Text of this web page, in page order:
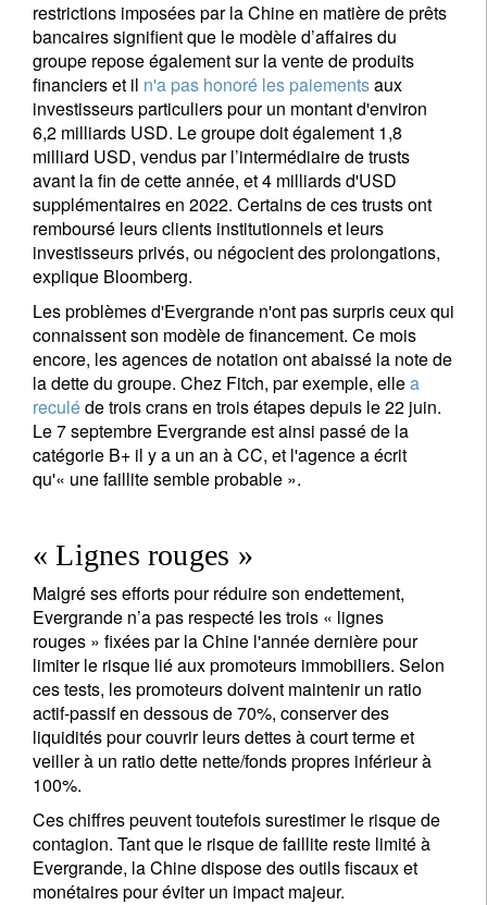
restrictions imposées par la Chine en matière de prêts
bancaires signifient que le modèle d’affaires du
groupe repose également sur la vente de produits
financiers et il n'a pas honoré les paiementsaux
investisseurs particuliers pour un montant d'environ
6,2 milliards USD. Le groupe doit également 1,8
milliard USD, vendus par l’intermédiaire de trusts
avant la fin de cette année, et 4 milliards d'USD
supplémentaires en 2022. Certains de ces trusts ont
remboursé leurs clients institutionnels et leurs
investisseurs privés, ou négocient des prolongations,
explique Bloomberg.
Les problèmes d'Evergrande n'ont pas surpris ceux qui
connaissent son modèle de financement. Ce mois
encore, les agences de notation ont abaissé la note de
la dette du groupe. Chez Fitch, par exemple, ellea
reculéde trois crans en trois étapes depuis le 22 juin.
Le 7 septembre Evergrande est ainsi passé de la
catégorie B+ il y a un an à CC, et l'agence a écrit
qu'« une faillite semble probable ».
« Lignes rouges »
Malgré ses efforts pour réduire son endettement,
Evergrande n’a pas respecté les trois « lignes
rouges » fixées par la Chine l'année dernière pour
limiter le risque lié aux promoteurs immobiliers. Selon
ces tests, les promoteurs doivent maintenir un ratio
actif-passif en dessous de 70%, conserver des
liquidités pour couvrir leurs dettes à court terme et
veiller à un ratio dette nette/fonds propres inférieur à
100%.
Ces chiffres peuvent toutefois surestimer le risque de
contagion. Tant que le risque de faillite reste limité à
Evergrande, la Chine dispose des outils fiscaux et
monétaires pour éviter un impact majeur.
S'inscrire à la newsletter
Email